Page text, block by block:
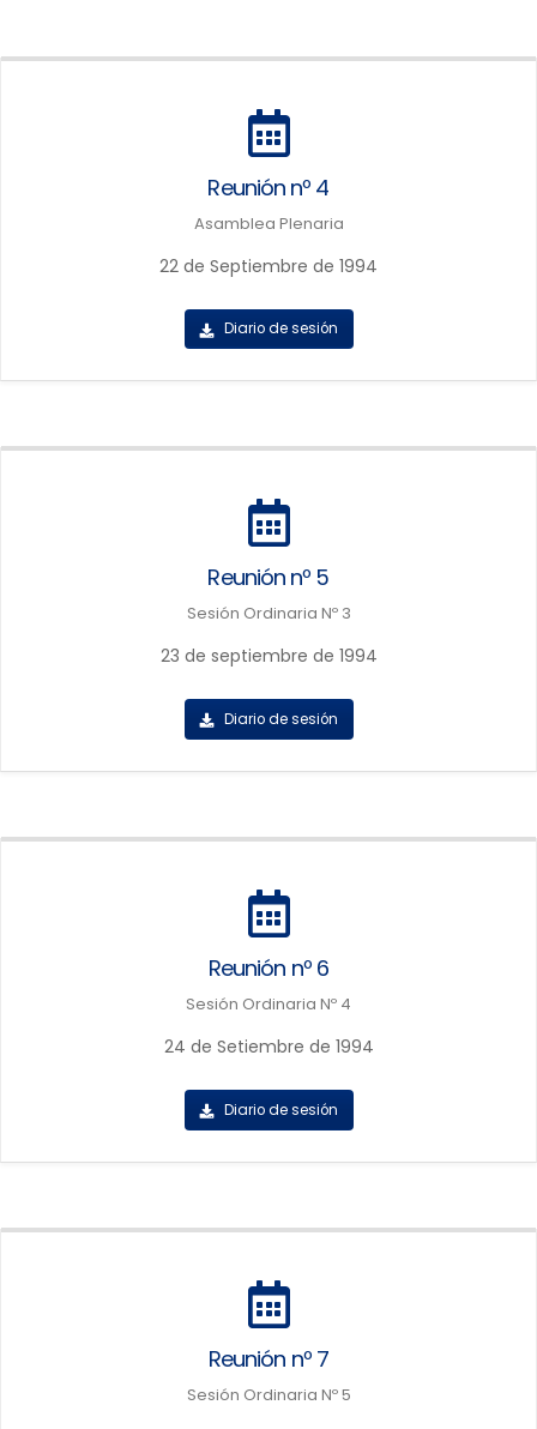
Reunión nº 4
Asamblea Plenaria
22 de Septiembre de 1994
Diario de sesión
Reunión nº 5
Sesión Ordinaria Nº 3
23 de septiembre de 1994
Diario de sesión
Reunión nº 6
Sesión Ordinaria Nº 4
24 de Setiembre de 1994
Diario de sesión
Reunión nº 7
Sesión Ordinaria Nº 5